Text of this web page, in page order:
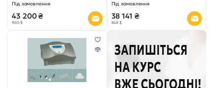
Під замовлення
43 200 ₴
960 $
Під замовлення
38 141 ₴
848 $